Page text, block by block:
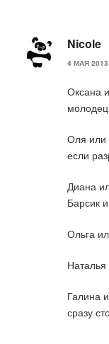
Nicole
4 МАЯ
Оксана
Оля или
если
Диана
Барсик
Ольга
Галина
сразу